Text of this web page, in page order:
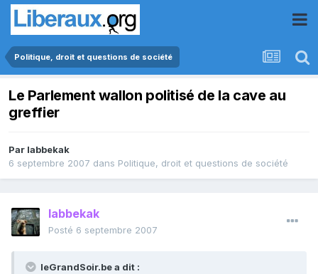
Politique, droit et questions de société
Le Parlement wallon politisé de la cave au
greffier
Par labbekak
6 septembre 2007 dans Politique, droit et questions de société
labbekak
Posté 6 septembre 2007
leGrandSoir.be a dit :